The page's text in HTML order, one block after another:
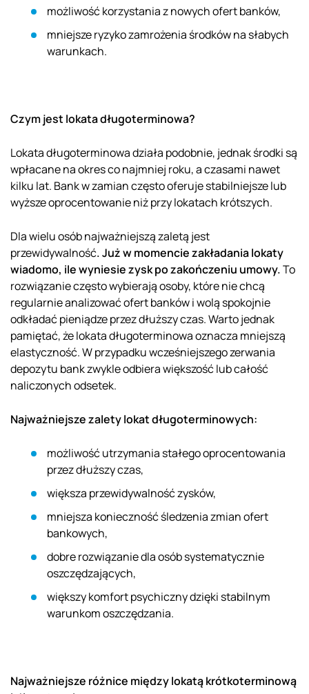
możliwość korzystania z nowych ofert banków,
mniejsze ryzyko zamrożenia środków na słabych
warunkach.
Czym jest lokata długoterminowa?
Lokata długoterminowa działa podobnie, jednak środki są
wpłacane na okres co najmniej roku, a czasami nawet
kilku lat. Bank w zamian często oferuje stabilniejsze lub
wyższe oprocentowanie niż przy lokatach krótszych.
Dla wielu osób najważniejszą zaletą jest
przewidywalność. Już w momencie zakładania lokaty
wiadomo, ile wyniesie zysk po zakończeniu umowy.To
rozwiązanie często wybierają osoby, które nie chcą
regularnie analizować ofert banków i wolą spokojnie
odkładać pieniądze przez dłuższy czas. Warto jednak
pamiętać, że lokata długoterminowa oznacza mniejszą
elastyczność. W przypadku wcześniejszego zerwania
depozytu bank zwykle odbiera większość lub całość
naliczonych odsetek.
Najważniejsze zalety lokat długoterminowych:
możliwość utrzymania stałego oprocentowania
przez dłuższy czas,
większa przewidywalność zysków,
mniejsza konieczność śledzenia zmian ofert
bankowych,
dobre rozwiązanie dla osób systematycznie
oszczędzających,
większy komfort psychiczny dzięki stabilnym
warunkom oszczędzania.
Najważniejsze różnice między lokatą krótkoterminową